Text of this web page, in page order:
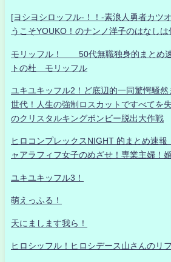
[ヨシヨシロッフル-！！-素浪人勇者カツ
うこそYOUKO！のナンノ洋子のはなしは
モリッフル！ 50代無職独身的まとめ速
トの杜 モリッフル
ユキユキッフル2！ど底辺的一同驚愕騒
世代！人生の強制ロスカットですべてを
のクリスタルキングボンビー脱出大作戦
ヒロコンプレックスNIGHT 的まとめ速報
ャアラフィフ女子のめざせ！専業主婦！
ユキユキッフル3！
萌えっふる！
天にまします我ら！
ヒロシッフル！ヒロシデース山さんのリ